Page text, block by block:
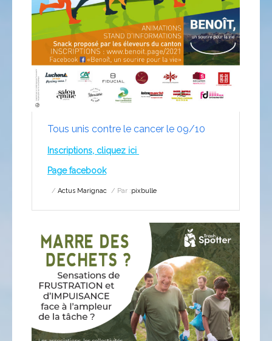
Tous unis contre le cancer le 09/10
Inscriptions, cliquez ici
Page facebook
Actus Marignac Par :pixbulle